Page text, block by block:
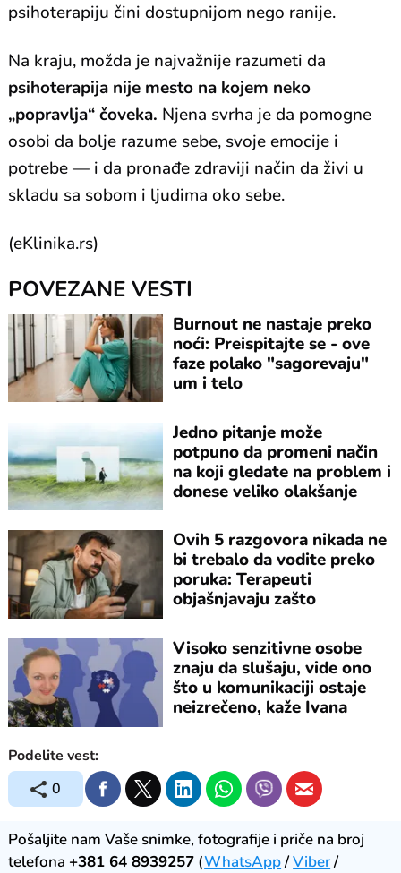
psihoterapiju čini dostupnijom nego ranije.
Na kraju, možda je najvažnije razumeti da
psihoterapija nije mesto na kojem neko
„popravlja“ čoveka. Njena svrha je da pomogne
osobi da bolje razume sebe, svoje emocije i
potrebe — i da pronađe zdraviji način da živi u
skladu sa sobom i ljudima oko sebe.
(eKlinika.rs)
POVEZANE VESTI
Burnout ne nastaje preko
noći: Preispitajte se - ove
faze polako "sagorevaju"
um i telo
Jedno pitanje može
potpuno da promeni način
na koji gledate na problem i
donese veliko olakšanje
Ovih 5 razgovora nikada ne
bi trebalo da vodite preko
poruka: Terapeuti
objašnjavaju zašto
Visoko senzitivne osobe
znaju da slušaju, vide ono
što u komunikaciji ostaje
neizrečeno, kaže Ivana
Podelite vest:
0
Pošaljite nam Vaše snimke, fotografije i priče na broj
telefona +381 64 8939257 (WhatsApp/Viber/